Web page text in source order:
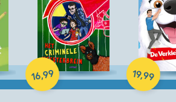
16,99
Hardcover 19,99
Hardcover